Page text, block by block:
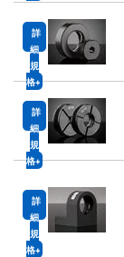
詳
細
規
格
詳
細
規
格
詳
細
規
格